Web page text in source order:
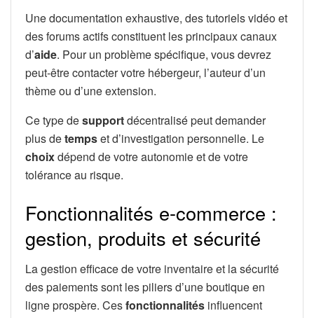
Une documentation exhaustive, des tutoriels vidéo et
des forums actifs constituent les principaux canaux
d’aide. Pour un problème spécifique, vous devrez
peut-être contacter votre hébergeur, l’auteur d’un
thème ou d’une extension.
Ce type desupportdécentralisé peut demander
plus detempset d’investigation personnelle. Le
choixdépend de votre autonomie et de votre
tolérance au risque.
Fonctionnalités e-commerce :
gestion, produits et sécurité
La gestion efficace de votre inventaire et la sécurité
des paiements sont les piliers d’une boutique en
ligne prospère. Cesfonctionnalités influencent